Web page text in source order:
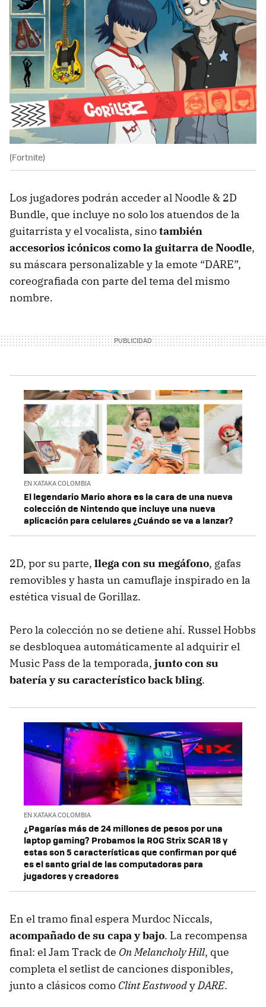
(Fortnite)
Los jugadores podrán acceder al Noodle & 2D
Bundle, que incluye no solo los atuendos de la
guitarrista y el vocalista, sinotambién
accesorios icónicos como la guitarra de Noodle,
su máscara personalizable y la emote “DARE”,
coreografiada con parte del tema del mismo
nombre.
EN XATAKA COLOMBIA
El legendario Mario ahora es la cara de una nueva
colección de Nintendo que incluye una nueva
aplicación para celulares ¿Cuándo se va a lanzar?
2D, por su parte, llega con su megáfono, gafas
removibles y hasta un camuflaje inspirado en la
estética visual de Gorillaz.
Pero la colección no se detiene ahí. Russel Hobbs
se desbloquea automáticamente al adquirir el
Music Pass de la temporada, junto con su
batería y su característico back bling.
EN XATAKA COLOMBIA
¿Pagarías más de 24 millones de pesos por una
laptop gaming? Probamos la ROG Strix SCAR 18 y
estas son 5 características que confirman por qué
es el santo grial de las computadoras para
jugadores y creadores
En el tramo final espera Murdoc Niccals,
acompañado de su capa y bajo. La recompensa
final: el Jam Track de On Melancholy Hill, que
completa el setlist de canciones disponibles,
junto a clásicos como Clint EastwoodyDARE.